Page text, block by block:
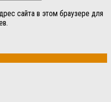
сайта в этом браузере для